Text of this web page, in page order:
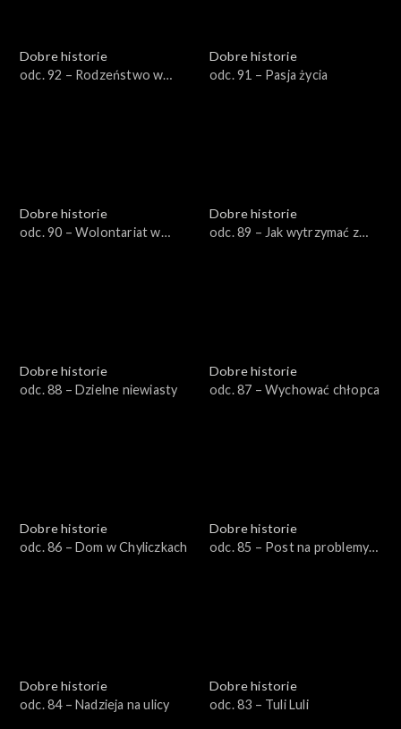
Dobre historie
odc. 92 – Rodzeństwo w
Dobre historie
odc. 91 – Pasja życia
Dobre historie
odc. 90 – Wolontariat w
Dobre historie
odc. 89 – Jak wytrzymać z
Dobre historie
odc. 88 – Dzielne niewiasty
Dobre historie
odc. 87 – Wychować chłopca
Dobre historie
odc. 86 – Dom w Chyliczkach
Dobre historie
odc. 85 – Post na problemy
Dobre historie
odc. 84 – Nadzieja na ulicy
Dobre historie
odc. 83 – Tuli Luli